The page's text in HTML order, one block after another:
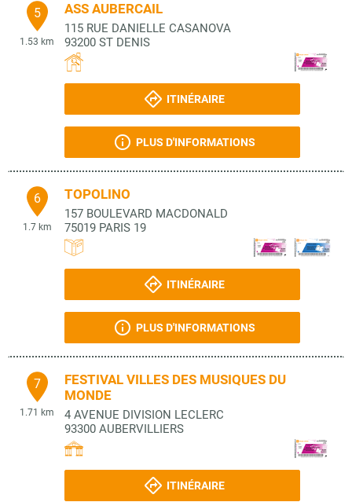
5
1.53 km
ASS AUBERCAIL
115 RUE DANIELLE CASANOVA
93200 ST DENIS
ITINÉRAIRE
PLUS D'INFORMATIONS
6
1.7 km
TOPOLINO
157 BOULEVARD MACDONALD
75019 PARIS 19
ITINÉRAIRE
PLUS D'INFORMATIONS
7
1.71 km
FESTIVAL VILLES DES MUSIQUES DU
MONDE
4 AVENUE DIVISION LECLERC
93300 AUBERVILLIERS
ITINÉRAIRE